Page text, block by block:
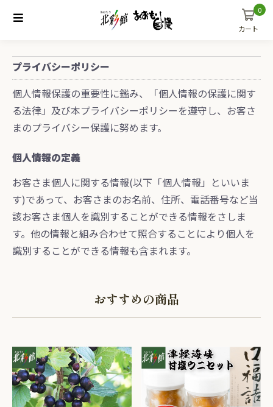
0
カート
プライバシーポリシー
個人情報保護の重要性に鑑み、「個人情報の保護に関す
る法律」及び本プライバシーポリシーを遵守し、お客さ
まのプライバシー保護に努めます。
個人情報の定義
お客さま個人に関する情報(以下「個人情報」といいま
す)であって、お客さまのお名前、住所、電話番号など当
該お客さま個人を識別することができる情報をさしま
す。他の情報と組み合わせて照合することにより個人を
識別することができる情報も含まれます。
おすすめの商品